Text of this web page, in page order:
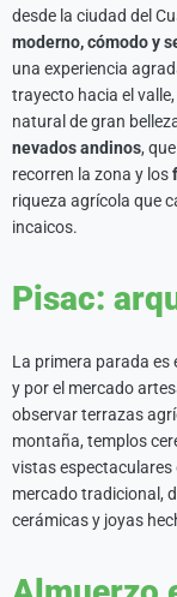
desde la ciudad del
moderno, cómodo y
una experiencia
trayecto hacia el
natural de gran
nevados andinos,
recorren la zona y los
riqueza agrícola que
incaicos.
Pisac:
La primera parada es
y por el mercado
observar terrazas
montaña, templos
vistas espectaculares
mercado tradicional,
cerámicas y joyas